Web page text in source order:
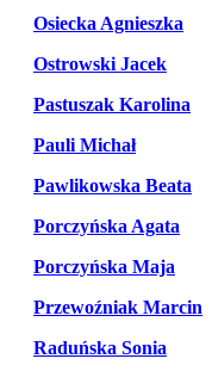
Osiecka Agnieszka
Ostrowski Jacek
Pastuszak Karolina
Pauli Michał
Pawlikowska Beata
Porczyńska Agata
Porczyńska Maja
Przewoźniak Marcin
Raduńska Sonia